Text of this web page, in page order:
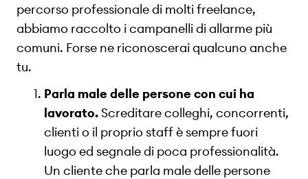
percorso professionale di molti freelance,
abbiamo raccolto i campanelli di allarme più
comuni. Forse ne riconoscerai qualcuno anche
tu.
Parla male delle persone con cui ha
lavorato. Screditare colleghi, concorrenti,
clienti o il proprio staff è sempre fuori
luogo ed segnale di poca professionalità.
Un cliente che parla male delle persone